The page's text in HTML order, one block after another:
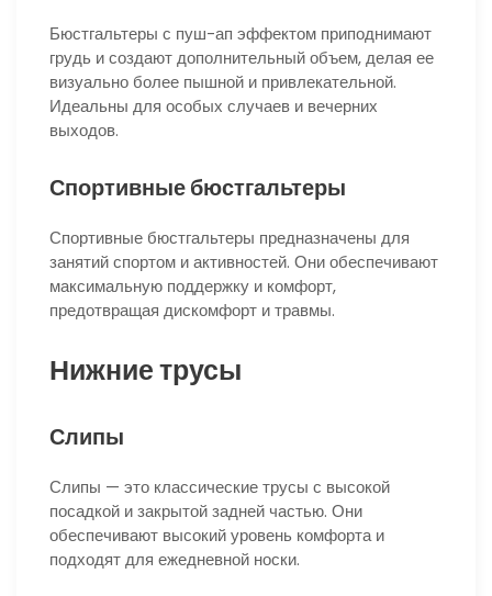
Бюстгальтеры с пуш-ап эффектом приподнимают
грудь и создают дополнительный объем, делая ее
визуально более пышной и привлекательной.
Идеальны для особых случаев и вечерних
выходов.
Спортивные бюстгальтеры
Спортивные бюстгальтеры предназначены для
занятий спортом и активностей. Они обеспечивают
максимальную поддержку и комфорт,
предотвращая дискомфорт и травмы.
Нижние трусы
Слипы
Слипы — это классические трусы с высокой
посадкой и закрытой задней частью. Они
обеспечивают высокий уровень комфорта и
подходят для ежедневной носки.